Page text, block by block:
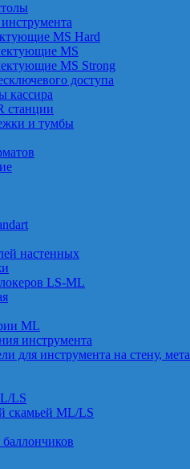
MS Hard
MS
MS Strong
доступа
кассира
станции
и тумбы
настенных
LS-ML
ML
инструмента
для инструмента на стену,
LS
скамьей ML/LS